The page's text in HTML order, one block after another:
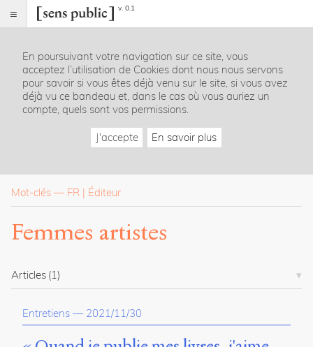
v. 0.1
Index
Rubriques
Essais
La
revue
Présentation
Publier
À
propos
En poursuivant votre navigation sur ce site, vous
acceptez l’utilisation de Cookies dont nous nous servons
pour savoir si vous êtes déjà venu sur le site, si vous avez
déjà vu ce bandeau et, dans le cas où vous auriez un
compte, quels sont vos permissions.
J'accepte En savoir plus
Mot-clés — FR Éditeur
Femmes artistes
Articles (1)
Entretiens — 2021/11/30